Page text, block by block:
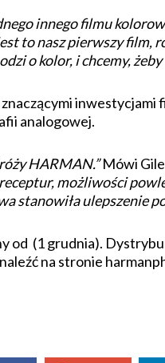
innego filmu
to nasz pierwszy film,
o kolor, i chcemy, żeby
analogowej.
HARMAN.”Mówi
możliwości
stanowiła ulepszenie
od (1 grudnia).
na stronie